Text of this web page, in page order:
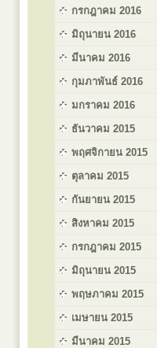
กรกฎาคม 2016
มิถุนายน 2016
มีนาคม 2016
กุมภาพันธ์ 2016
มกราคม 2016
ธันวาคม 2015
พฤศจิกายน 2015
ตุลาคม 2015
กันยายน 2015
สิงหาคม 2015
กรกฎาคม 2015
มิถุนายน 2015
พฤษภาคม 2015
เมษายน 2015
มีนาคม 2015